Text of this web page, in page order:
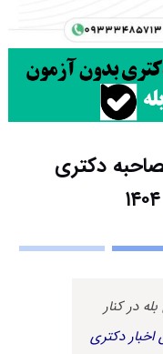
دکتری
در کنار
دکتری